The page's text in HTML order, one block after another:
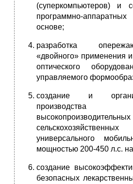
(суперкомпьютеров) и
программно-
основе;
разработка
«двойного» при­менения
оптического
управляемого
создание и
высокопроизводительных
универсального
мощностью 200-450 л.с.
создание
безопасных